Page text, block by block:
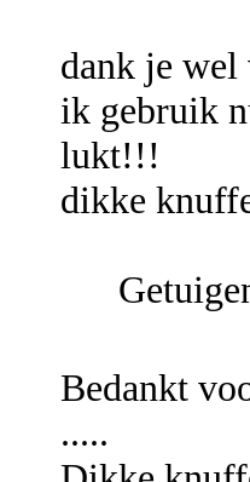
dank je wel
ik gebruik
lukt!!!
dikke
Bedankt
.....